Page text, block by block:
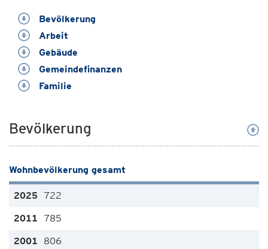
Bevölkerung
Arbeit
Gebäude
Gemeindefinanzen
Familie
Bevölkerung
Wohnbevölkerung gesamt
722
785
806